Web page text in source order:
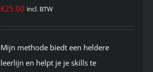
€25.00 incl. BTW
Mijn methode biedt een heldere
leerlijn en helpt je je skills te